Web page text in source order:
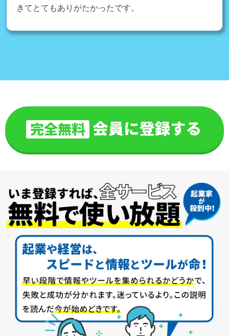
きてとてもありがたかったです。